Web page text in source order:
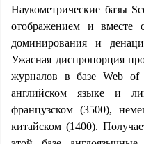
Наукометрические базы
отображением и вместе
доминирования и
Ужасная диспропорция
журналов в базе Web of
английском языке и
французском (3500),
китайском (1400).